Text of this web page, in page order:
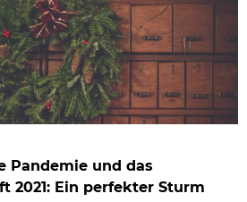
Pandemie und das
2021: Ein perfekter Sturm